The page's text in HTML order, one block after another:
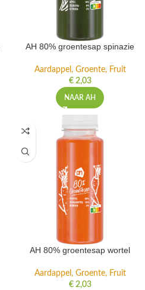
AH 80% groentesap spinazie
Aardappel, Groente, Fruit
€2,03
NAAR AH
AH 80% groentesap wortel
Aardappel, Groente, Fruit
€2,03